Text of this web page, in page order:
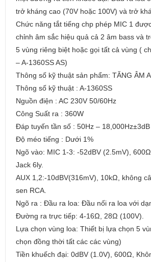
trở kháng cao (70V hoặc 100V) và trở
Chức năng tắt tiếng chp phép MIC 1
chỉnh âm sắc hiệu quả cả 2 âm bass và
5 vùng riêng biệt hoặc gọi tất cả vùng (
– A-1360SS AS)
Thông số kỹ thuật sản phẩm: TĂNG ÂM
Thông số kỹ thuật : A-1360SS
Nguồn điện : AC 230V 50/60Hz
Công Suất ra : 360W
Đáp tuyến tần số : 50Hz – 18,000Hz±3dB
Độ méo tiếng : Dưới 1%
Ngõ vào: MIC 1-3: -52dBV (2.5mV),
Jack 6ly.
AUX 1,2:-10dBV(316mV), 10kΩ, không
sen RCA.
Ngõ ra : Đầu ra loa: Đầu nối ra loa với
Đường ra trực tiếp: 4-16Ω, 28Ω (100V).
Lựa chọn vùng loa: Thiết bị lựa chọn 5
chọn đồng thời tất các các vùng)
Tiền khuếch đại: 0dBV (1.0V), 600Ω,